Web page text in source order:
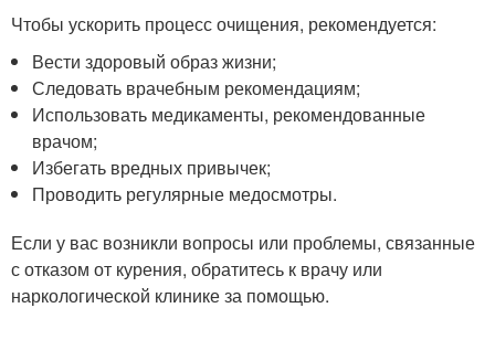
Чтобы ускорить процесс очищения, рекомендуется:
Вести здоровый образ жизни;
Следовать врачебным рекомендациям;
Использовать медикаменты, рекомендованные
врачом;
Избегать вредных привычек;
Проводить регулярные медосмотры.
Если у вас возникли вопросы или проблемы, связанные
с отказом от курения, обратитесь к врачу или
наркологической клинике за помощью.